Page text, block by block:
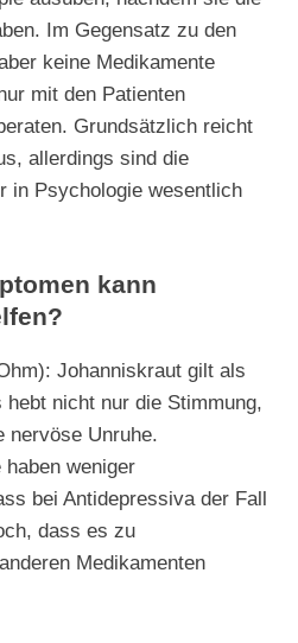
Im Gegensatz zu den
keine Medikamente
mit den Patienten
Grundsätzlich reicht
allerdings sind die
in Psychologie wesentlich
kann
Johanniskraut gilt als
nicht nur die Stimmung,
nervöse Unruhe.
weniger
bei Antidepressiva der Fall
dass es zu
Medikamenten